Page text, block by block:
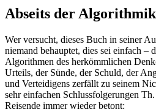
Abseits der Algorithmik
Wer versucht, dieses Buch in seiner
niemand behauptet, dies sei einfach –
Algorithmen des herkömmlichen
Urteils, der Sünde, der Schuld, der
und Verteidigens zerfällt zu seinem
sehr einfachen Schlussfolgerungen
Reisende immer wieder betont: